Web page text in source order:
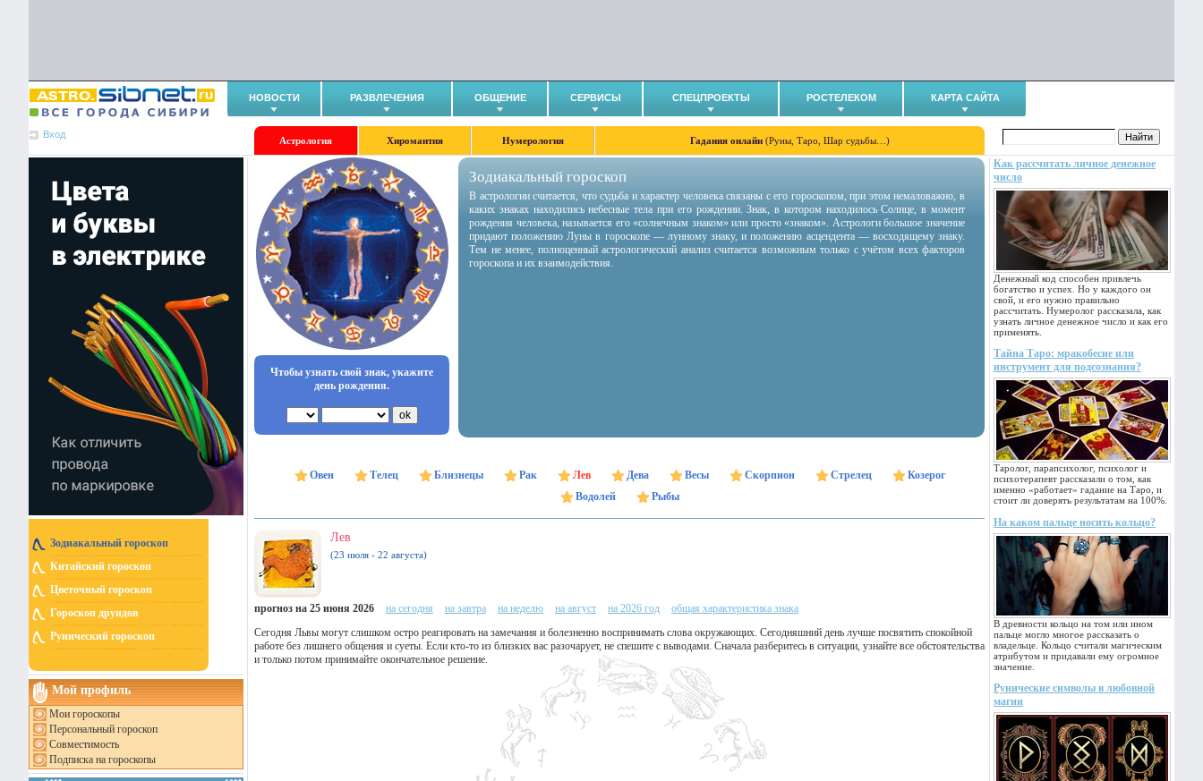
НОВОСТИ РАЗВЛЕЧЕНИЯ ОБЩЕНИЕ СЕРВИСЫ СПЕЦПРОЕКТЫ РОСТЕЛЕКОМ КАРТА САЙТА
Вход
Астрология Хиромантия Нумерология Гадания онлайн (Руны, Таро, Шар судьбы…)
Зодиакальный гороскоп
Китайский гороскоп
Цветочный гороскоп
Гороскоп друидов
Рунический гороскоп
Мой профиль
Мои гороскопы
Персональный гороскоп
Совместимость
Подписка на гороскопы
Как рассчитать личное денежное
число
Денежный код способен привлечь
богатство и успех. Но у каждого он
свой, и его нужно правильно
рассчитать. Нумеролог рассказала, как
узнать личное денежное число и как его
применять.
Тайна Таро: мракобесие или
инструмент для подсознания?
Таролог, парапсихолог, психолог и
психотерапевт рассказали о том, как
именно «работает» гадание на Таро, и
стоит ли доверять результатам на 100%.
На каком пальце носить кольцо?
В древности кольцо на том или ином
пальце могло многое рассказать о
владельце. Кольцо считали магическим
атрибутом и придавали ему огромное
значение.
Рунические символы в любовной
магии
Чтобы узнать свой знак, укажите
день рождения.
Зодиакальный гороскоп
В астрологии считается, что судьба и характер человека связаны с его гороскопом, при этом немаловажно, в
каких знаках находились небесные тела при его рождении. Знак, в котором находилось Солнце, в момент
рождения человека, называется его «солнечным знаком» или просто «знаком». Астрологи большое значение
придают положению Луны в гороскопе — лунному знаку, и положению асцендента — восходящему знаку.
Тем не менее, полноценный астрологический анализ считается возможным только с учётом всех факторов
гороскопа и их взаимодействия.
Овен Телец Близнецы Рак Лев Дева Весы Скорпион Стрелец
Козерог
Водолей
Рыбы
Лев
(23 июля - 22 августа)
прогноз на 25 июня 2026 на сегодня на завтра на неделю на август на 2026 год
общая характеристика знака
Сегодня Львы могут слишком остро реагировать на замечания и болезненно воспринимать слова окружающих. Сегодняшний день лучше посвятить спокойной
работе без лишнего общения и суеты. Если кто-то из близких вас разочарует, не спешите с выводами. Сначала разберитесь в ситуации, узнайте все обстоятельства
и только потом принимайте окончательное решение.